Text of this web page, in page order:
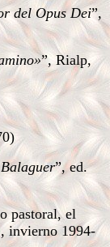
del Opus Dei”,
”, Rialp,
”, ed.
pastoral, el
invierno 1994-